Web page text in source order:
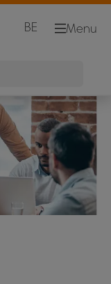
Menu
BE